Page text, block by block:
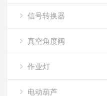
信号转换器
真空角度阀
作业灯
电动葫芦